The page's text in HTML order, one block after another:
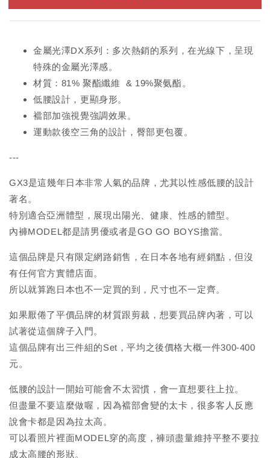
金屬光澤DX系列：多次熱銷的系列，在光線下，呈現
特殊的金屬光澤感。
材質：81% 聚酯纖維 & 19%聚氨酯。
低腰設計，更顯身形。
襠部加強視覺強調效果。
運動款後空三角的設計，臀部更包覆。
---
GX3是這幾年日本非常人氣的品牌，尤其以性感低腰的設計
著名。
特別適合亞洲體型，展現出陽光、健康、性感的體型。
內褲MODEL都是請男優或者是GO GO BOYS擔當。
這個品牌是只有限定網路銷售，在日本各地有經銷點，但沒
有任何官方實體店面。
所以就算跑日本也不一定買的到，尺寸也不一定齊。
如果厭倦了平價品牌的材質跟剪裁，想要買品牌內著，可以
試著從這個牌子入門。
這個品牌有出三件組的Set，平均之後價格大概一件300-400
元。
低腰的設計一開始可能會不太習慣，會一直想要往上拉。
但盡量不要這麼做喔，因為襠部會變的太卡，很多客人反應
說會卡都是因為拉太高。
可以看照片裡面MODEL穿的高度，褲頭盡量維持平整不要拉
成太高腰的形狀。